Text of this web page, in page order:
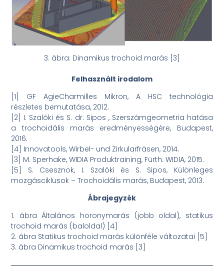
3. ábra: Dinamikus trochoid marás [3]
Felhasznált irodalom
[1] GF AgieCharmilles Mikron, A HSC technológia
részletes bemutatása, 2012.
[2] I. Szalóki és S. dr. Sipos , Szerszámgeometria hatása
a trochoidális marás eredményességére, Budapest,
2016.
[4] Innovatools, Wirbel- und Zirkularfräsen, 2014.
[3] M. Sperhake, WIDIA Produktraining, Fürth: WIDIA, 2015.
[5] S. Csesznok, I. Szalóki és S. Sipos, Különleges
mozgásciklusok – Trochoidális marás, Budapest, 2013.
Ábrajegyzék
1. ábra Általános horonymarás (jobb oldal), statikus
trochoid marás (baloldal) [4]
2. ábra Statikus trochoid marás különféle változatai [5]
3. ábra Dinamikus trochoid marás [3]